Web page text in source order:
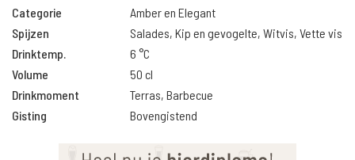
Categorie
Amber en Elegant
Spijzen
Salades, Kip en gevogelte, Witvis, Vette vis
Drinktemp.
6 °C
Volume
50 cl
Drinkmoment
Terras, Barbecue
Gisting
Bovengistend